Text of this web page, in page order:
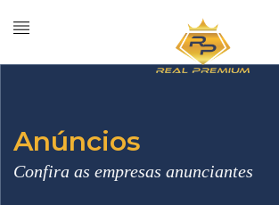
Anúncios
Confira as empresas anunciantes